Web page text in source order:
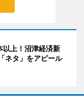
上！沼津経済新
ネタ」をアピール